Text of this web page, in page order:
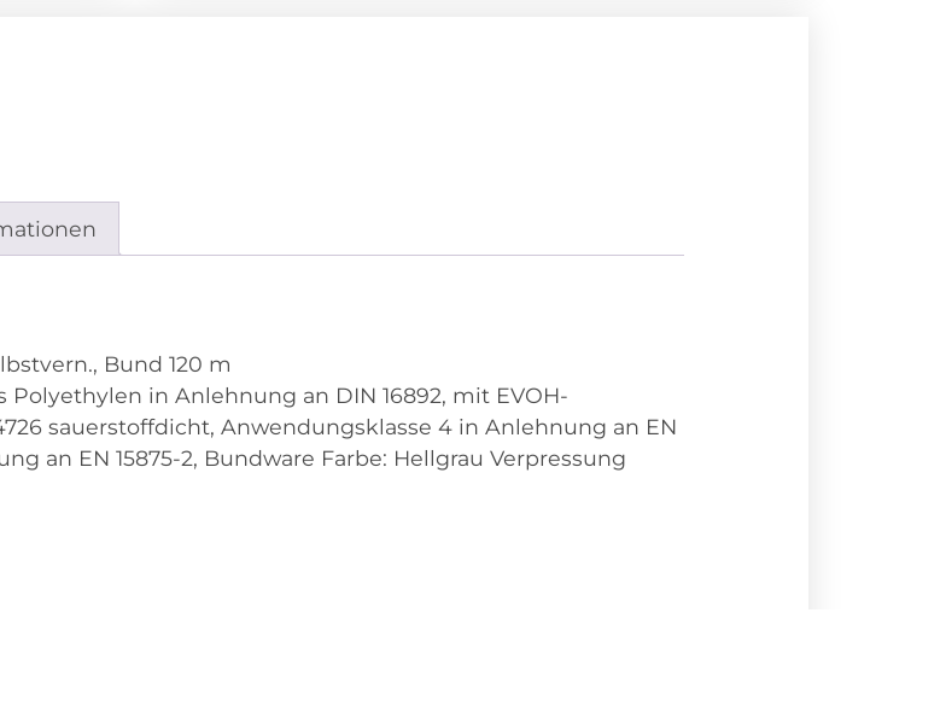
Bund 120 m
Polyethylen in Anlehnung an DIN 16892, mit EVOH-
sauerstoffdicht, Anwendungsklasse 4 in Anlehnung an EN
an EN 15875-2, Bundware Farbe: Hellgrau Verpressung